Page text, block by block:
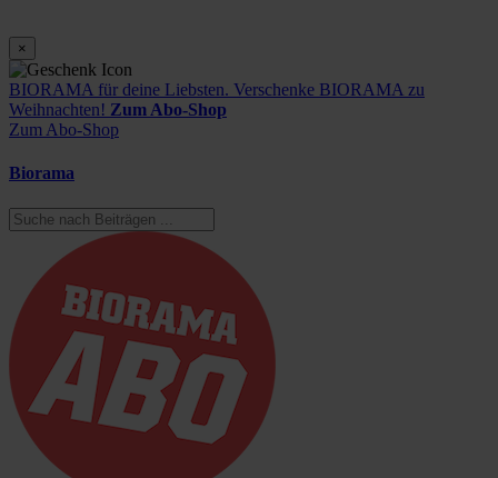
×
BIORAMA für deine Liebsten. Verschenke BIORAMA zu
Weihnachten! Zum Abo-Shop
Zum Abo-Shop
Biorama